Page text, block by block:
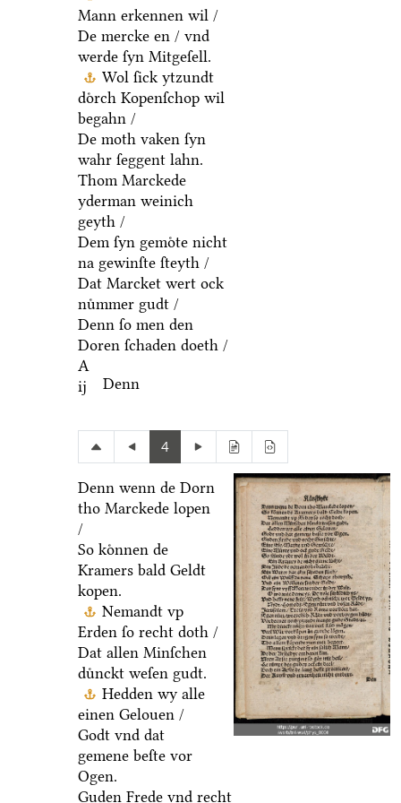
Mann erkennen wil /
De mercke en / vnd
werde ſyn Mitgeſell.
Wol ſick ytzundt
doͤrch Kopenſchop wil
begahn /
De moth vaken ſyn
wahr ſeggent lahn.
Thom Marckede
yderman weinich
geyth /
Dem ſyn gemoͤte nicht
na gewinſte ſteyth /
Dat Marcket wert ock
nuͤmmer gudt /
Denn ſo men den
Doren ſchaden doeth /
A
ij
Denn
4
Denn wenn de Dorn
tho Marckede lopen
/
So koͤnnen de
Kramers bald Geldt
kopen.
Nemandt vp
Erden ſo recht doth /
Dat allen Minſchen
duͤnckt weſen gudt.
Hedden wy alle
einen Gelouen /
Godt vnd dat
gemene beſte vor
Ogen.
Guden Frede vnd recht